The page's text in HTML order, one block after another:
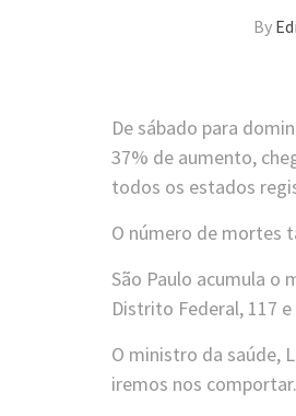
By
De sábado para
37% de aumento,
todos os estados
O número de mortes
São Paulo acumula o
Distrito Federal, 117
O ministro da saúde,
iremos nos comportar.